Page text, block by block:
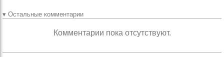
▾ Остальные комментарии
Комментарии пока отсутствуют.